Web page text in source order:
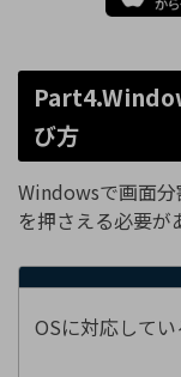
び方
Windowsで画面
を押さえる必要が
OSに対応してい